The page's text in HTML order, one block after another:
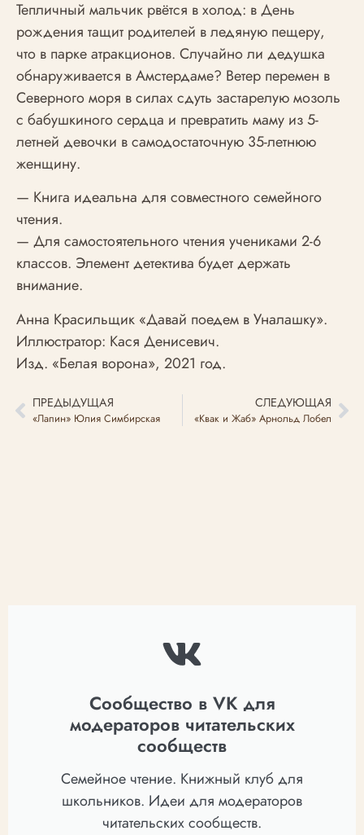
Тепличный мальчик рвётся в холод: в День
рождения тащит родителей в ледяную пещеру,
что в парке атракционов. Случайно ли дедушка
обнаруживается в Амстердаме? Ветер перемен в
Северного моря в силах сдуть застарелую мозоль
с бабушкиного сердца и превратить маму из 5-
летней девочки в самодостаточную 35-летнюю
женщину.
— Книга идеальна для совместного семейного
чтения.
— Для самостоятельного чтения учениками 2-6
классов. Элемент детектива будет держать
внимание.
Анна Красильщик «Давай поедем в Уналашку».
Иллюстратор: Кася Денисевич.
Изд. «Белая ворона», 2021 год.
ПРЕДЫДУЩАЯ
«Лапин» Юлия Симбирская
СЛЕДУЮЩАЯ
«Квак и Жаб» Арнольд Лобел
Сообщество в VK для
модераторов читательских
сообществ
Семейное чтение. Книжный клуб для
школьников. Идеи для модераторов
читательских сообществ.